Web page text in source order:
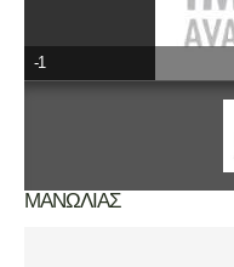
-1
ΜΑΝΩΛΙΑΣ